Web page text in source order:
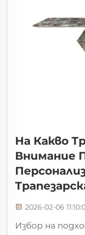
На Какво
Внимание
2026-02-06
Избор на